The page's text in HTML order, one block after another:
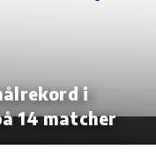
i
14 matcher